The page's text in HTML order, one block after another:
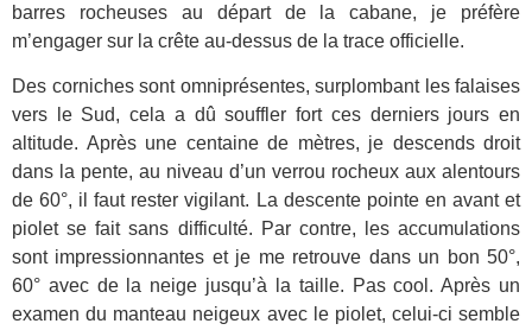
barres rocheuses au départ de la cabane, je préfère
m’engager sur la crête au-dessus de la trace officielle.
Des corniches sont omniprésentes, surplombant les falaises
vers le Sud, cela a dû souffler fort ces derniers jours en
altitude. Après une centaine de mètres, je descends droit
dans la pente, au niveau d’un verrou rocheux aux alentours
de 60°, il faut rester vigilant. La descente pointe en avant et
piolet se fait sans difficulté. Par contre, les accumulations
sont impressionnantes et je me retrouve dans un bon 50°,
60° avec de la neige jusqu’à la taille. Pas cool. Après un
examen du manteau neigeux avec le piolet, celui-ci semble